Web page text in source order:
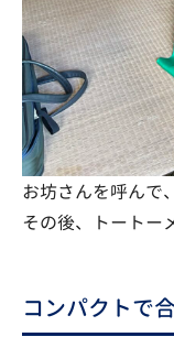
お坊さんを呼んで
その後、トートー
コンパクトで